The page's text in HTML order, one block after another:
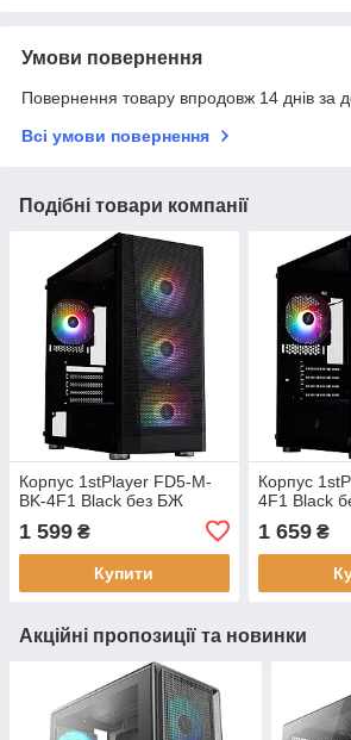
Умови повернення
Повернення товару впродовж 14 днів за
Всі умови повернення
Подібні товари компанії
Корпус 1stPlayer FD5-M-
BK-4F1 Black без БЖ
1 599 ₴
Купити
Корпус
4F1 Black
1 659₴
Акційні пропозиції та новинки